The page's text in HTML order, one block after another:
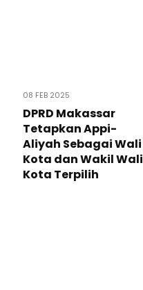
08 FEB 2025
DPRD Makassar
Tetapkan Appi-
Aliyah Sebagai Wali
Kota dan Wakil Wali
Kota Terpilih